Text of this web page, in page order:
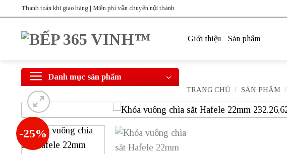
Thanh toán khi giao hàng | Miễn phí vận chuyển nội thành
Giới thiệu Sản phẩm
Danh mục sản phẩm
TRANG CHỦ / SẢN PHẨM /
-25%